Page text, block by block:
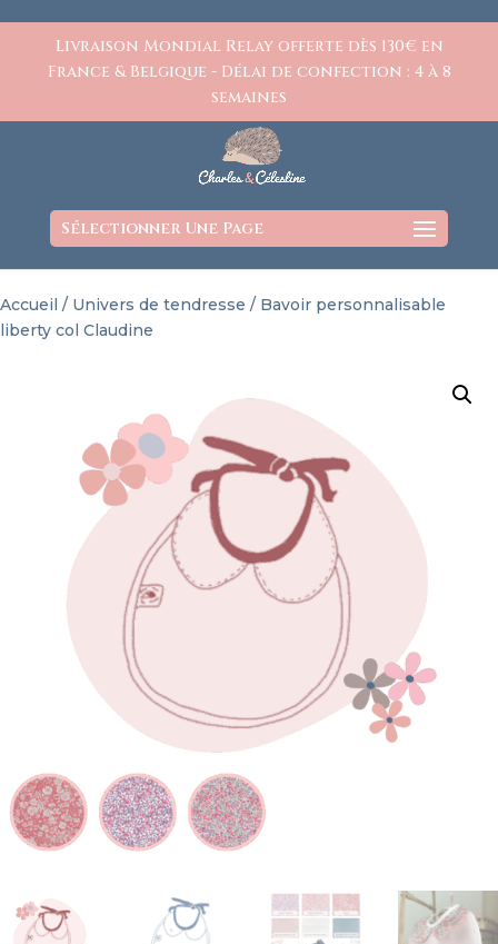
Livraison Mondial Relay offerte dès 130€ en
France & Belgique - Délai de confection : 4 à 8
semaines
Sélectionner Une Page
Accueil / Univers de tendresse / Bavoir personnalisable
liberty col Claudine